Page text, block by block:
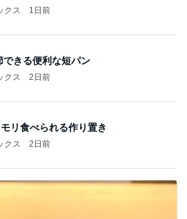
クス 1日前
できる便利な短パン
クス 2日前
リ食べられる作り置き
クス 2日前